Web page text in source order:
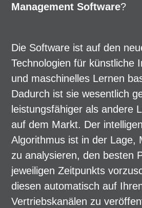
Management Software?
Die Software ist auf den
Technologien für künstliche
und maschinelles Lernen
Dadurch ist sie wesentlich
leistungsfähiger als andere
auf dem Markt. Der
Algorithmus ist in der Lage,
zu analysieren, den besten
jeweiligen Zeitpunkts
diesen automatisch auf
Vertriebskanälen zu